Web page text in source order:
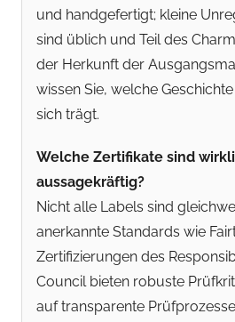
und handgefertigt; kleine
sind üblich und Teil des
der Herkunft der
wissen Sie, welche
sich trägt.
Welche Zertifikate sind
aussagekräftig?
Nicht alle Labels sind
anerkannte Standards wie
Zertifizierungen des
Council bieten robuste
auf transparente